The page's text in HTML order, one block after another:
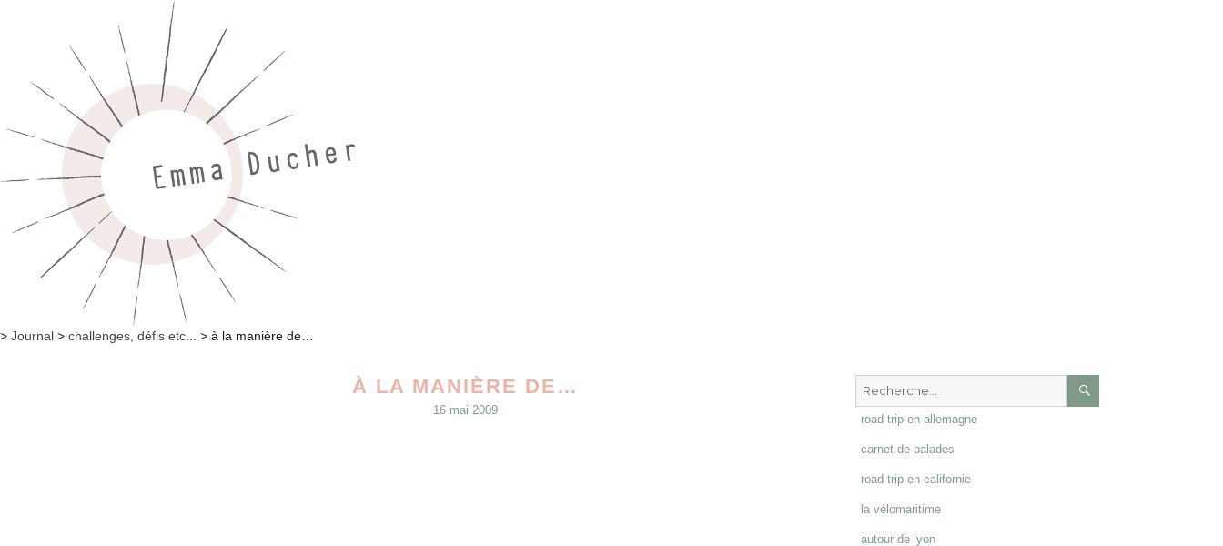
> Journal > challenges, défis etc... > à la manière de…
À LA MANIÈRE DE…
Publié
16 mai 2009
Recherche
pour
road trip en allemagne
carnet de balades
road trip en californie
la vélomaritime
autour de lyon